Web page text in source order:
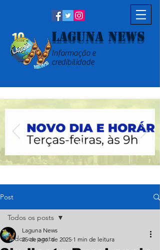
Laguna News
Informação e
credibilidade
Post
Todos os posts
Todos os posts
Laguna News
25 de ago. de 2025 1 min de leitura